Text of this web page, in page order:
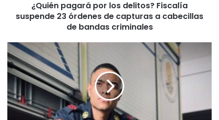
¿Quién pagará por los delitos? Fiscalía
suspende 23 órdenes de capturas a cabecillas
de bandas criminales